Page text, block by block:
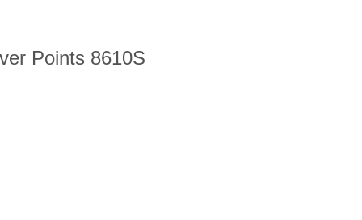
Points 8610S